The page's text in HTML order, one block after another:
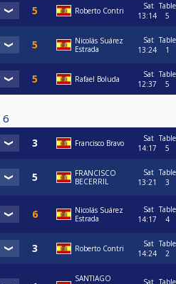
Roberto Contri
Sat
13:14
Table
5
Nicolás Suárez
Estrada
Sat
13:24
Table
1
Rafael Boluda
Sat
12:37
Table
5
6
Francisco Bravo
Sat
14:17
Table
5
FRANCISCO
BECERRIL
Sat
13:21
Table
3
Nicolás Suárez
Estrada
Sat
14:17
Table
4
Roberto Contri
Sat
14:24
Table
2
SANTIAGO